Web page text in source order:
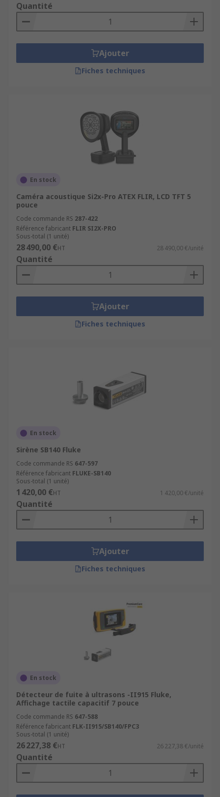
Quantité
Ajouter
Fiches techniques
En stock
Caméra acoustique Si2x-Pro ATEX FLIR, LCD TFT 5
pouce
Code commande RS 287-422
Référence fabricant FLIR SI2X-PRO
Sous-total (1 unité)
28 490,00 €HT 28 490,00 €/unité
Quantité
Ajouter
Fiches techniques
En stock
Sirène SB140 Fluke
Code commande RS 647-597
Référence fabricant FLUKE-SB140
Sous-total (1 unité)
1 420,00 €HT 1 420,00 €/unité
Quantité
Ajouter
Fiches techniques
En stock
Détecteur de fuite à ultrasons -II915 Fluke,
Affichage tactile capacitif 7 pouce
Code commande RS 647-588
Référence fabricant FLK-II915/SB140/FPC3
Sous-total (1 unité)
26 227,38 €HT 26 227,38 €/unité
Quantité